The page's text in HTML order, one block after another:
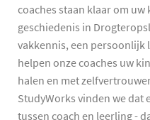
coaches staan klaar om
geschiedenis in
vakkennis, een persoonlijk
helpen onze coaches uw
halen en met
StudyWorks vinden we dat
tussen coach en leerling -